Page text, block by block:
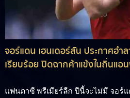
จอร์แดน เฮนเดอร์สัน ประกาศอำ
เรียบร้อย ปิดฉากค้าแข้งในถิ่นแ
แฟนตาซี พรีเมียร์ลีก ปีนี้จะไม่มี จอร์